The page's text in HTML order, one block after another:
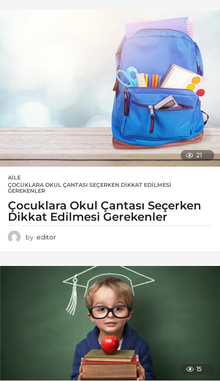
21
AILE
ÇOCUKLARA OKUL ÇANTASI SEÇERKEN DIKKAT EDILMESI
GEREKENLER
Çocuklara Okul Çantası Seçerken
Dikkat Edilmesi Gerekenler
by editor
15